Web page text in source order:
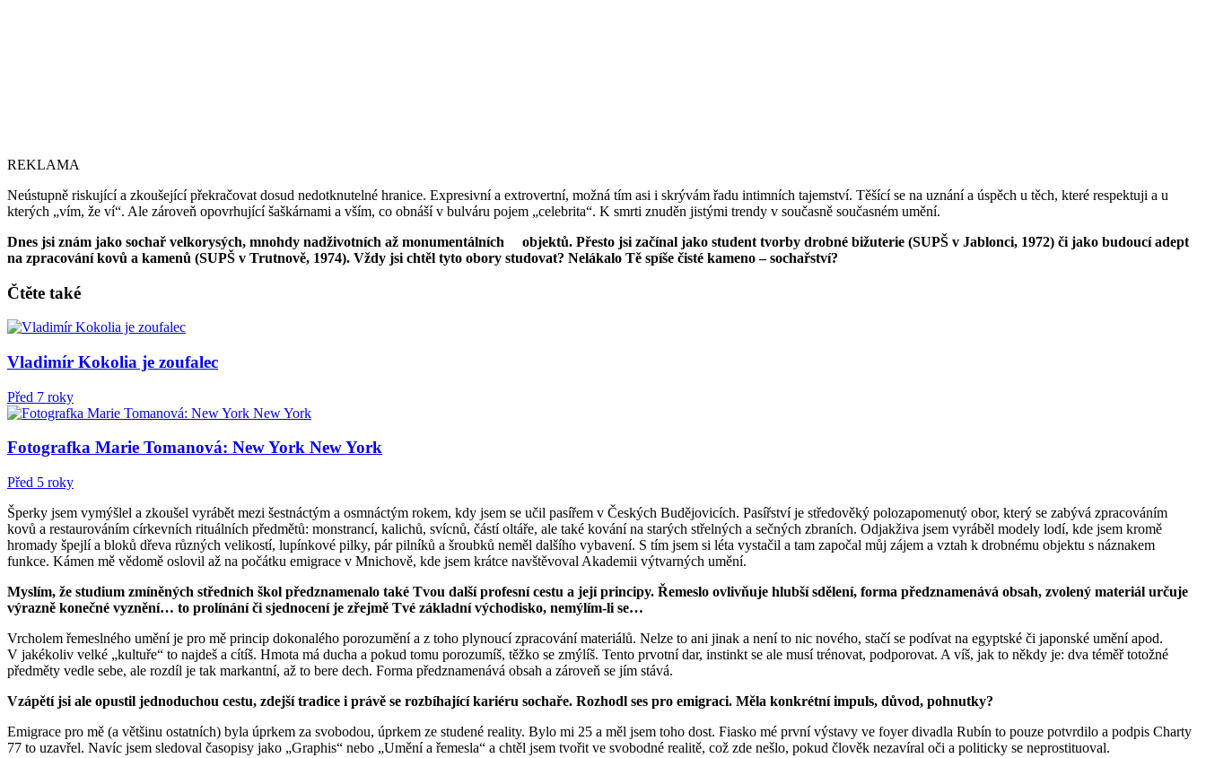
REKLAMA
Neústupně riskující a zkoušející překračovat dosud nedotknutelné hranice. Expresivní a extrovertní, možná tím asi i skrývám řadu intimních tajemství. Těšící se na uznání a úspěch u těch, které respektuji a u
kterých „vím, že ví“. Ale zároveň opovrhující šaškárnami a vším, co obnáší v bulváru pojem „celebrita“. K smrti znuděn jistými trendy v současně současném umění.
Dnes jsi znám jako sochař velkorysých, mnohdy nadživotních až monumentálních objektů. Přesto jsi začínal jako student tvorby drobné bižuterie (SUPŠ v Jablonci, 1972) či jako budoucí adept
na zpracování kovů a kamenů (SUPŠ v Trutnově, 1974). Vždy jsi chtěl tyto obory studovat? Nelákalo Tě spíše čisté kameno – sochařství?
Čtěte také
Vladimír Kokolia je zoufalec
Před 7 roky
Fotografka Marie Tomanová: New York New York
Před 5 roky
Šperky jsem vymýšlel a zkoušel vyrábět mezi šestnáctým a osmnáctým rokem, kdy jsem se učil pasířem v Českých Budějovicích. Pasířství je středověký polozapomenutý obor, který se zabývá zpracováním
kovů a restaurováním církevních rituálních předmětů: monstrancí, kalichů, svícnů, částí oltáře, ale také kování na starých střelných a sečných zbraních. Odjakživa jsem vyráběl modely lodí, kde jsem kromě
hromady špejlí a bloků dřeva různých velikostí, lupínkové pilky, pár pilníků a šroubků neměl dalšího vybavení. S tím jsem si léta vystačil a tam započal můj zájem a vztah k drobnému objektu s náznakem
funkce. Kámen mě vědomě oslovil až na počátku emigrace v Mnichově, kde jsem krátce navštěvoval Akademii výtvarných umění.
Myslím, že studium zmíněných středních škol předznamenalo také Tvou další profesní cestu a její principy. Řemeslo ovlivňuje hlubší sdělení, forma předznamenává obsah, zvolený materiál určuje
výrazně konečné vyznění… to prolínání či sjednocení je zřejmě Tvé základní východisko, nemýlím-li se…
Vrcholem řemeslného umění je pro mě princip dokonalého porozumění a z toho plynoucí zpracování materiálů. Nelze to ani jinak a není to nic nového, stačí se podívat na egyptské či japonské umění apod.
V jakékoliv velké „kultuře“ to najdeš a cítíš. Hmota má ducha a pokud tomu porozumíš, těžko se zmýlíš. Tento prvotní dar, instinkt se ale musí trénovat, podporovat. A víš, jak to někdy je: dva téměř totožné
předměty vedle sebe, ale rozdíl je tak markantní, až to bere dech. Forma předznamenává obsah a zároveň se jím stává.
Vzápětí jsi ale opustil jednoduchou cestu, zdejší tradice i právě se rozbíhající kariéru sochaře. Rozhodl ses pro emigraci. Měla konkrétní impuls, důvod, pohnutky?
Emigrace pro mě (a většinu ostatních) byla úprkem za svobodou, úprkem ze studené reality. Bylo mi 25 a měl jsem toho dost. Fiasko mé první výstavy ve foyer divadla Rubín to pouze potvrdilo a podpis Charty
77 to uzavřel. Navíc jsem sledoval časopisy jako „Graphis“ nebo „Umění a řemesla“ a chtěl jsem tvořit ve svobodné realitě, což zde nešlo, pokud člověk nezavíral oči a politicky se neprostituoval.